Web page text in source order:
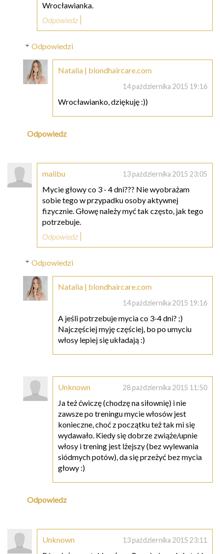
Wrocławianka.
Odpowiedz
Odpowiedzi
Natalia | blondhaircare.com
14 października 2015 19:16
Wrocławianko, dziękuję :))
Odpowiedz
malibu 13 października 2015 23:05
Mycie głowy co 3 - 4 dni??? Nie wyobrażam
sobie tego w przypadku osoby aktywnej
fizycznie. Głowę należy myć tak często, jak tego
potrzebuje.
Odpowiedz
Odpowiedzi
Natalia | blondhaircare.com
14 października 2015 19:16
A jeśli potrzebuje mycia co 3-4 dni? ;)
Najczęściej myję częściej, bo po umyciu
włosy lepiej się układają :)
Unknown 28 października 2015 11:50
Ja też ćwiczę (chodzę na siłownię) i nie
zawsze po treningu mycie włosów jest
konieczne, choć z początku też tak mi się
wydawało. Kiedy się dobrze zwiąże/upnie
włosy i trening jest lżejszy (bez wylewania
siódmych potów), da się przeżyć bez mycia
głowy :)
Odpowiedz
Unknown 13 października 2015 23:11